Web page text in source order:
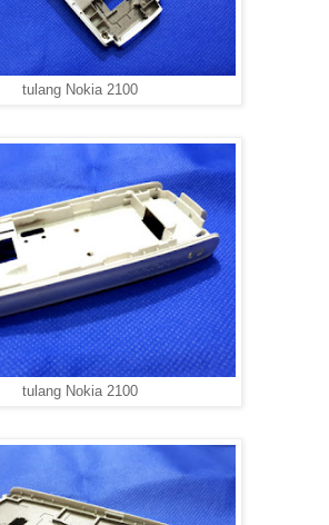
tulang Nokia 2100
tulang Nokia 2100